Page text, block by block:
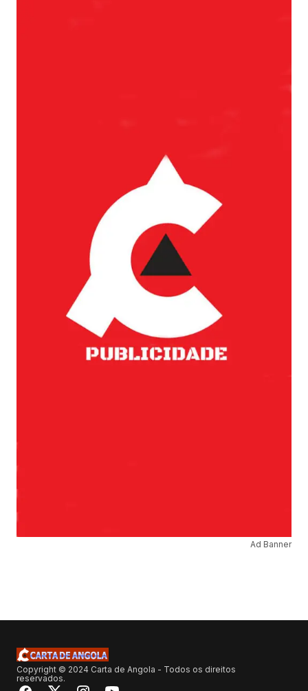
Ad Banner
Copyright © 2024 Carta de Angola - Todos os direitos
reservados.